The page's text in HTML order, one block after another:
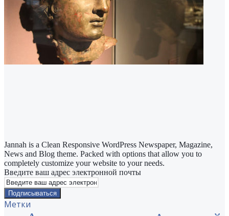
Jannah is a Clean Responsive WordPress Newspaper, Magazine,
News and Blog theme. Packed with options that allow you to
completely customize your website to your needs.
Введите ваш адрес электронной почты
Метки